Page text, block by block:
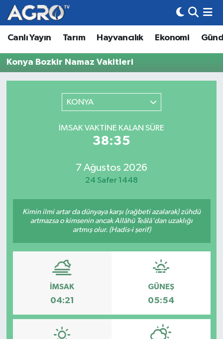
Canlı Yayın Tarım Hayvancılık Ekonomi
Konya Bozkir Namaz Vakitleri
KONYA
İMSAK VAKTINE KALAN SÜRE
38:35
7 Ağustos 2026
24 Safer 1448
Kimin ilmi artar da dünyaya karşı (rağbeti azalarak) zühdü
artmazsa o kimsenin ancak Allâhü Teâlâ'dan uzaklığı
artmış olur. (Hadis-i şerif)
İMSAK
04:21
GÜNEŞ
05:54
Hava Durumu
Trafik Durumu
Tüm Manşetler
Son Dakika Haberleri